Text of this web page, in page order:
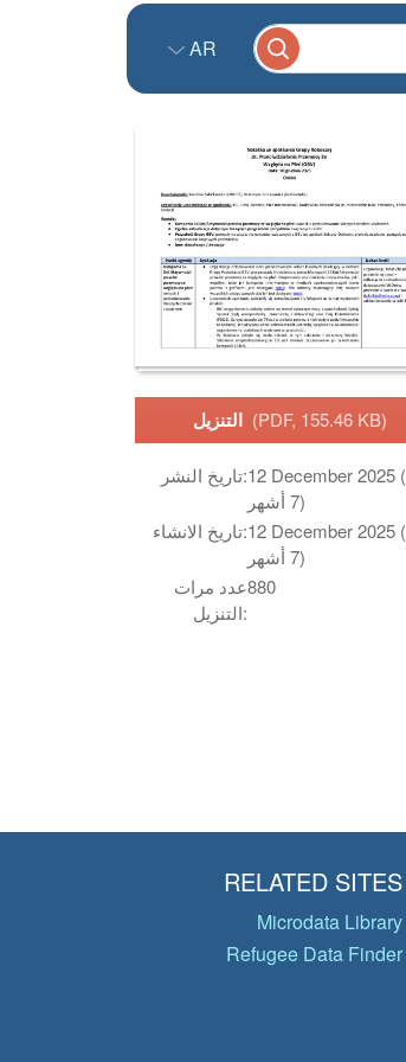
AR
التنزيل (PDF, 155.46 KB)
تاريخ النشر:12 December 2025 (منذ
7 أشهر)
تاريخ الانشاء:12 December 2025 (منذ
7 أشهر)
عدد مرات
التنزيل:
880
RELATED SITES
Microdata Library
Refugee Data Finder